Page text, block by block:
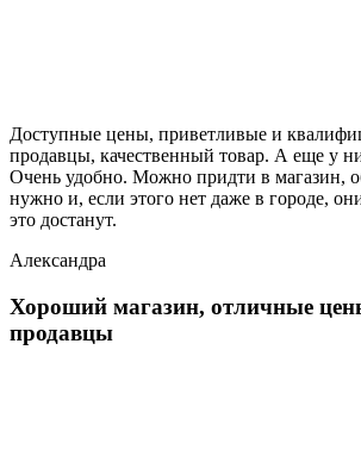
Доступные цены, приветливые и
продавцы, качественный товар. А еще у
Очень удобно. Можно придти в магазин,
нужно и, если этого нет даже в городе,
это достанут.
Александра
Хороший магазин, отличные
продавцы